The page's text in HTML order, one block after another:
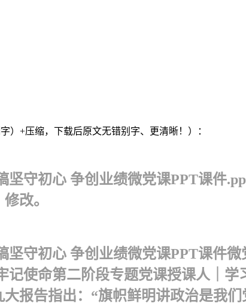
）+压缩，下载后原文无错别字、更清晰！）：
坚守初心 争创业绩微党课PPT课件
改。
坚守初心 争创业绩微党课PPT课件
使命第二阶段专题党课授课人｜学
报告指出：“旗帜鲜明讲政治是我